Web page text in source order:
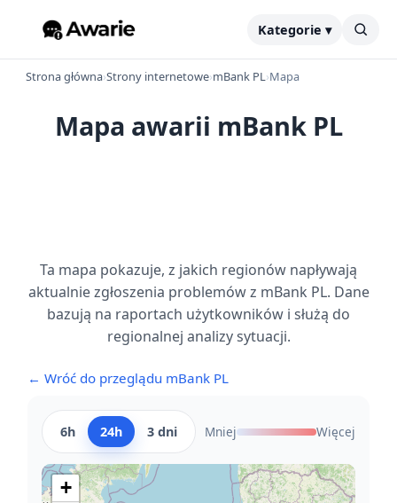
Kategorie ▾
Strona główna›Strony internetowe›mBank PL›Mapa
Mapa awarii mBank PL
Ta mapa pokazuje, z jakich regionów napływają
aktualnie zgłoszenia problemów z mBank PL. Dane
bazują na raportach użytkowników i służą do
regionalnej analizy sytuacji.
← Wróć do przeglądu mBank PL
6h 24h 3 dni Mniej Więcej
+